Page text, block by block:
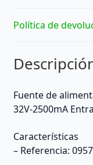
Política de
Fuente de
32V-2500mA
Características
– Referencia: